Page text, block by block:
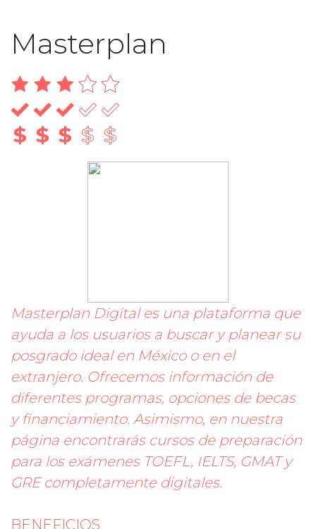
Masterplan
Masterplan Digital es una plataforma que
ayuda a los usuarios a buscar y planear su
posgrado ideal en México o en el
extranjero. Ofrecemos información de
diferentes programas, opciones de becas
y financiamiento. Asimismo, en nuestra
página encontrarás cursos de preparación
para los exámenes TOEFL, IELTS, GMAT y
GRE completamente digitales.
BENEFICIOS